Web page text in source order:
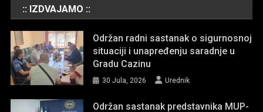
:: IZDVAJAMO ::
Održan radni sastanak o sigurnosnoj
situaciji i unapređenju saradnje u
Gradu Cazinu
30 Jula, 2026 Urednik
Održan sastanak predstavnika MUP-